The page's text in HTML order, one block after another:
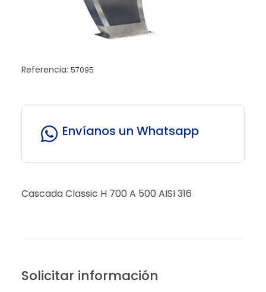
Referencia: 57095
Envíanos un Whatsapp
Cascada Classic H 700 A 500 AISI 316
Solicitar información